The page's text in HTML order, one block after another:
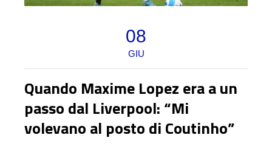
08
GIU
Quando Maxime Lopez era a un
passo dal Liverpool: “Mi
volevano al posto di Coutinho”